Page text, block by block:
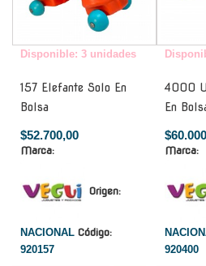
Disponible: 3 unidades
157 Elefante Solo En
Bolsa
$52.700,00
Marca:
Origen:
NACIONAL Código:
920157
4000
En
Marca:
920400